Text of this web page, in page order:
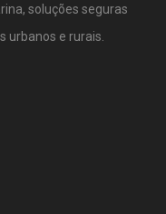
soluções seguras
urbanos e rurais.